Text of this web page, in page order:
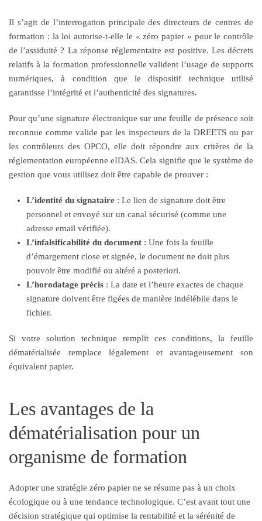
Il s’agit de l’interrogation principale des directeurs de centres de
formation : la loi autorise-t-elle le « zéro papier » pour le contrôle
de l’assiduité ? La réponse réglementaire est positive. Les décrets
relatifs à la formation professionnelle valident l’usage de supports
numériques, à condition que le dispositif technique utilisé
garantisse l’intégrité et l’authenticité des signatures.
Pour qu’une signature électronique sur une feuille de présence soit
reconnue comme valide par les inspecteurs de la DREETS ou par
les contrôleurs des OPCO, elle doit répondre aux critères de la
réglementation européenne eIDAS. Cela signifie que le système de
gestion que vous utilisez doit être capable de prouver :
L’identité du signataire : Le lien de signature doit être
personnel et envoyé sur un canal sécurisé (comme une
adresse email vérifiée).
L’infalsificabilité du document : Une fois la feuille
d’émargement close et signée, le document ne doit plus
pouvoir être modifié ou altéré a posteriori.
L’horodatage précis : La date et l’heure exactes de chaque
signature doivent être figées de manière indélébile dans le
fichier.
Si votre solution technique remplit ces conditions, la feuille
dématérialisée remplace légalement et avantageusement son
équivalent papier.
Les avantages de la
dématérialisation pour un
organisme de formation
Adopter une stratégie zéro papier ne se résume pas à un choix
écologique ou à une tendance technologique. C’est avant tout une
décision stratégique qui optimise la rentabilité et la sérénité de